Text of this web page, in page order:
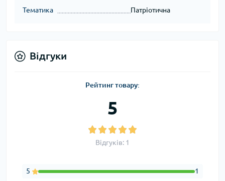
Тематика Патріотична
Відгуки
Рейтинг товару:
5
Відгуків: 1
5 1